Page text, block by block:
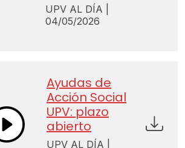
UPV AL DÍA |
04/05/2026
Ayudas de
Acción Social
UPV: plazo
abierto
UPV AL DÍA |